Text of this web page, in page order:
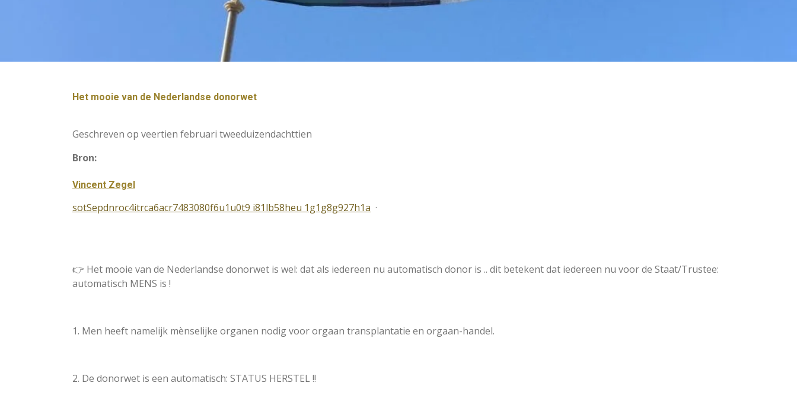
Het mooie van de Nederlandse donorwet
Geschreven op veertien februari tweeduizendachttien
Bron:
Vincent Zegel
sotSepdnroc4itrca6acr7483080f6u1u0t9 i81lb58heu 1g1g8g927h1a ·
👉 Het mooie van de Nederlandse donorwet is wel: dat als iedereen nu automatisch donor is .. dit betekent dat iedereen nu voor de Staat/Trustee:
automatisch MENS is !
1. Men heeft namelijk mènselijke organen nodig voor orgaan transplantatie en orgaan-handel.
2. De donorwet is een automatisch: STATUS HERSTEL !!